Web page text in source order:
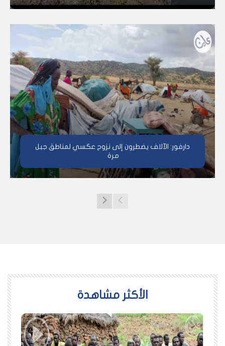
دارفور: الآلاف يضطرون إلى نزوح عكسي لمناطق جبل
مرة
اﻷكثر مشاهدة